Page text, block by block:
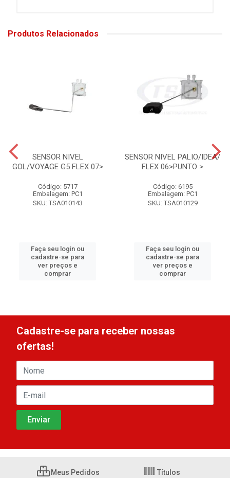
Produtos Relacionados
SENSOR NIVEL
GOL/VOYAGE G5 FLEX 07>
Código: 5717
Embalagem: PC1
SKU: TSA010143
Faça seu login ou
cadastre-se para
ver preços e
comprar
SENSOR NIVEL PALIO/IDEA/
FLEX 06>PUNTO >
Código: 6195
Embalagem: PC1
SKU: TSA010129
Faça seu login ou
cadastre-se para
ver preços e
comprar
Cadastre-se para receber nossas
ofertas!
Meus Pedidos Títulos